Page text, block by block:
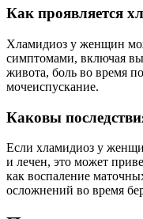
Как проявляется
Хламидиоз у женщин
симптомами, включая
живота, боль во время
мочеиспускание.
Каковы
Если хламидиоз у
и лечен, это может
как воспаление
осложнений во время